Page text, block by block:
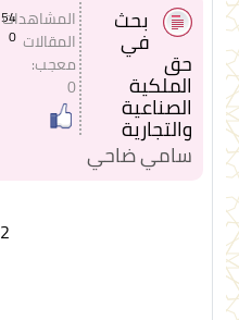
54
0
المشاهدات
المقالات
معجب:
0
بحث
في
حق
الملكية
الصناعية
والتجارية
سامي ضاحي